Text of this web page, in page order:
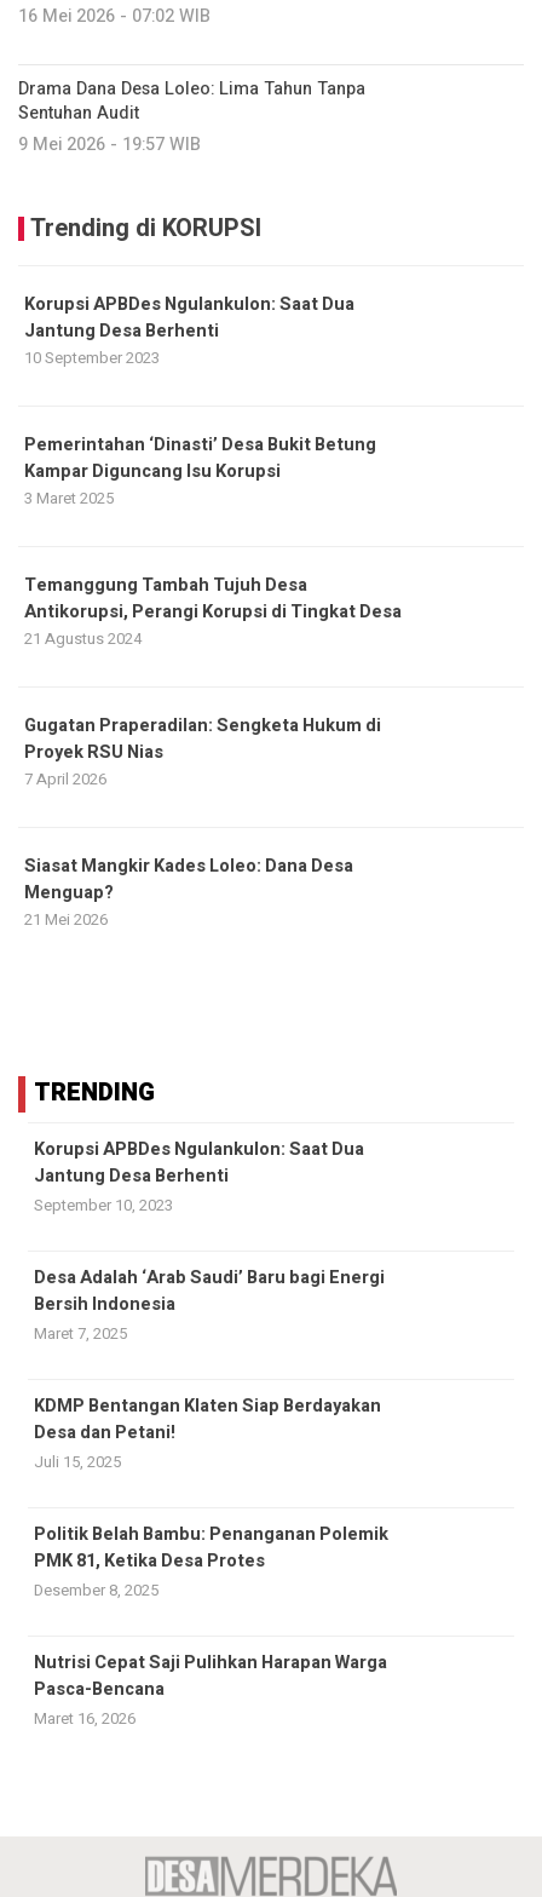
16 Mei 2026 - 07:02 WIB
Drama Dana Desa Loleo: Lima Tahun Tanpa
Sentuhan Audit
9 Mei 2026 - 19:57 WIB
Trending di KORUPSI
Korupsi APBDes Ngulankulon: Saat Dua
Jantung Desa Berhenti
10 September 2023
Pemerintahan ‘Dinasti’ Desa Bukit Betung
Kampar Diguncang Isu Korupsi
3 Maret 2025
Temanggung Tambah Tujuh Desa
Antikorupsi, Perangi Korupsi di Tingkat Desa
21 Agustus 2024
Gugatan Praperadilan: Sengketa Hukum di
Proyek RSU Nias
7 April 2026
Siasat Mangkir Kades Loleo: Dana Desa
Menguap?
21 Mei 2026
TRENDING
Korupsi APBDes Ngulankulon: Saat Dua
Jantung Desa Berhenti
September 10, 2023
Desa Adalah ‘Arab Saudi’ Baru bagi Energi
Bersih Indonesia
Maret 7, 2025
KDMP Bentangan Klaten Siap Berdayakan
Desa dan Petani!
Juli 15, 2025
Politik Belah Bambu: Penanganan Polemik
PMK 81, Ketika Desa Protes
Desember 8, 2025
Nutrisi Cepat Saji Pulihkan Harapan Warga
Pasca-Bencana
Maret 16, 2026